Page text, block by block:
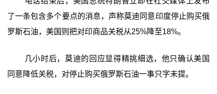
了一条包含多个要点的消息，声称莫迪同意印度停止购买俄
罗斯石油，美国则把对印商品关税从25%降至18%。
几小时后，莫迪的回应显得精挑细选，他只确认美国
同意降低关税，对停止购买俄罗斯石油一事只字未提。